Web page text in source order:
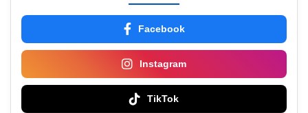
Facebook
Instagram
TikTok